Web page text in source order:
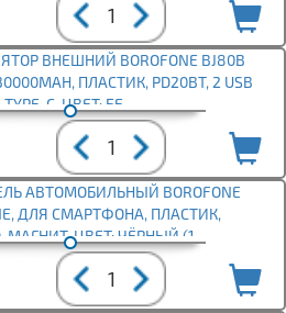
ВНЕШНИЙ BOROFONE BJ80В
ПЛАСТИК, PD20ВТ, 2 USB
C, ЦВЕТ: БЕ
АВТОМОБИЛЬНЫЙ BOROFONE
ДЛЯ СМАРТФОНА, ПЛАСТИК,
МАГНИТ, ЦВЕТ: ЧЁРНЫЙ (1